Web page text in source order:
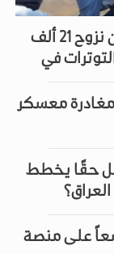
مفوضية الأمم المتحدة تكشف عن نزوح 21 ألف
في
معسكر
هل حقًا يخطط
على منصة